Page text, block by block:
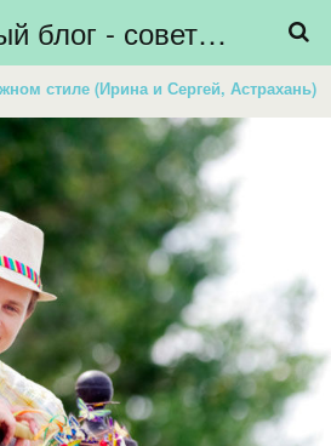
Свадебный блог - советы невестам, подготовка к свадьбе - HiBride
стиле (Ирина и Сергей, Астрахань)